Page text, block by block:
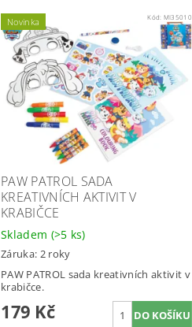
Novinka Kód: MI35010
PAW PATROL SADA
KREATIVNÍCH AKTIVIT V
KRABIČCE
Skladem (>5 ks)
Záruka: 2 roky
PAW PATROL sada kreativních aktivit v
krabičce.
179 Kč